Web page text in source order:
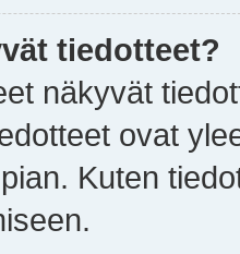
tiedotteet?
näkyvät
ovat
Kuten